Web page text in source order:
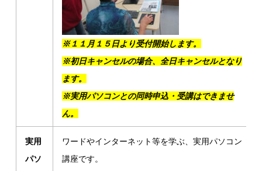
※１１月１５日より受付開始します。
※初日キャンセルの場合、全日キャンセルとなり
ます。
※実用パソコンとの同時申込・受講はできませ
ん。
実用
パソ
ワードやインターネット等を学ぶ、実用パソコン
講座です。